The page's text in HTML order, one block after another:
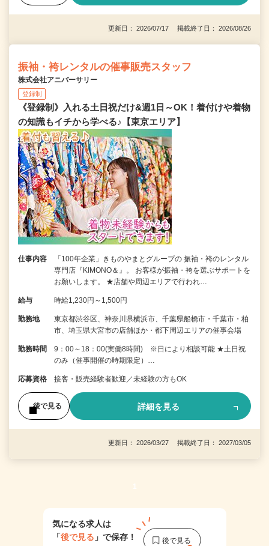
更新日： 2026/07/17 掲載終了日： 2026/08/26
振袖・袴レンタルの催事販売スタッフ
株式会社アニバーサリー
登録制
《登録制》入れる土日祝だけ&週1日～OK！着付けや着物
の知識もイチから学べる♪【東京エリア】
仕事内容
「100年企業」きものやまとグループの 振袖・袴のレンタル
専門店『KIMONO＆』。 お客様が振袖・袴を選ぶサポートを
お願いします。 ★店舗や周辺エリアで行われ…
給与 時給1,230円～1,500円
勤務地
東京都渋谷区、神奈川県横浜市、千葉県船橋市・千葉市・柏
市、埼玉県大宮市の店舗ほか・都下周辺エリアの催事会場
勤務時間
9：00～18：00(実働8時間) ※日により相談可能 ★土日祝
のみ（催事開催の時期限定）…
応募資格 接客・販売経験者歓迎／未経験の方もOK
後で見る 詳細を見る
更新日： 2026/03/27 掲載終了日： 2027/03/05
1
気になる求人は
「後で見る 」で保存！